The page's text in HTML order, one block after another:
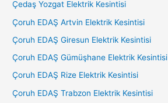
Çedaş Yozgat Elektrik Kesintisi
Çoruh EDAŞ Artvin Elektrik Kesintisi
Çoruh EDAŞ Giresun Elektrik Kesintisi
Çoruh EDAŞ Gümüşhane Elektrik Kesintisi
Çoruh EDAŞ Rize Elektrik Kesintisi
Çoruh EDAŞ Trabzon Elektrik Kesintisi